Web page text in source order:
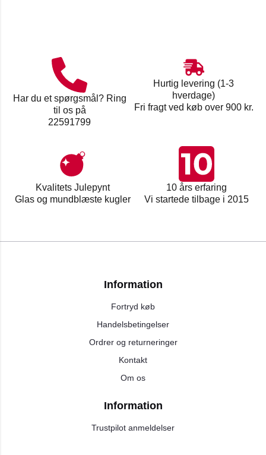
Har du et spørgsmål? Ring
til os på
22591799
Hurtig levering (1-3
hverdage)
Fri fragt ved køb over 900 kr.
Kvalitets Julepynt
Glas og mundblæste kugler
10 års erfaring
Vi startede tilbage i 2015
Information
Fortryd køb
Handelsbetingelser
Ordrer og returneringer
Kontakt
Om os
Information
Trustpilot anmeldelser